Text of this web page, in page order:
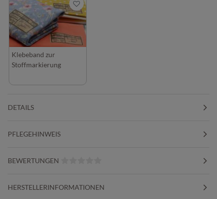
Klebeband zur
Stoffmarkierung
DETAILS
PFLEGEHINWEIS
BEWERTUNGEN
HERSTELLERINFORMATIONEN